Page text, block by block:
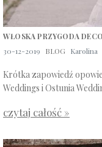
WŁOSKA PRZYGODA
30-12-2019
BLOG Karolina
Krótka zapowiedź
Weddings i Ostunia
czytaj całość »